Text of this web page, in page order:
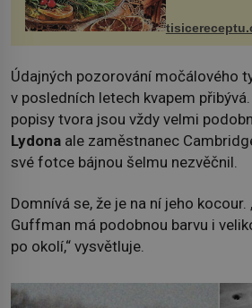
vcelku 3
Údajných pozorování močálového
v posledních letech kvapem
popisy tvora jsou vždy velmi
Lydona ale zaměstnanec
své fotce bájnou šelmu nezvěčnil.
Domnívá se, že je na ní jeho kocour.
Guffman má podobnou barvu i
po okolí,“ vysvětluje.